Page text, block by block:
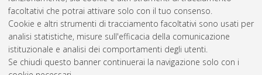
facoltativi che potrai attivare solo con il tuo consenso.
Cookie e altri strumenti di tracciamento facoltativi sono usati per
analisi statistiche, misure sull'efficacia della comunicazione
istituzionale e analisi dei comportamenti degli utenti.
Se chiudi questo banner continuerai la navigazione solo con i
Scienze pedagogiche, 34 Ciclo. DOI
10.48676/unibo/amsdottorato/10059.
Questa lista e' stata generata ilFri Aug 7 20:47:10 2026 CEST